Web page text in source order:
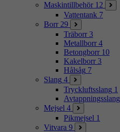
Maskintillbehör 12
Vattentank 7
Borr 29
Träborr 3
Metallborr 4
Betongborr 10
Kakelborr 3
Hålsåg 7
Slang 4
Tryckluftsslang 1
Avtappningsslang
Mejsel 4
Pikmejsel 1
Vitvara 9